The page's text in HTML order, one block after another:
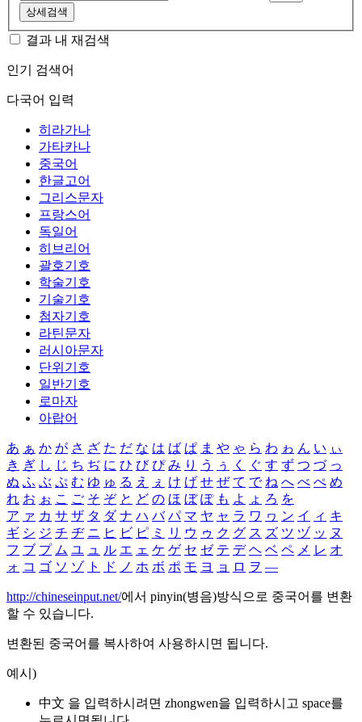
상세검색
결과 내 재검색
인기 검색어
다국어 입력
히라가나
가타카나
중국어
한글고어
그리스문자
프랑스어
독일어
히브리어
괄호기호
학술기호
기술기호
첨자기호
라틴문자
러시아문자
단위기호
일반기호
로마자
아랍어
あ ぁ か が さ ざ た だ な は ば ぱ ま や ゃ ら わ ゎ ん い ぃ
き ぎ し じ ち ぢ に ひ び ぴ み り う ぅ く ぐ す ず つ づ っ
ぬ ふ ぶ ぷ む ゆ ゅ る え ぇ け げ せ ぜ て で ね へ べ ぺ め
れ お ぉ こ ご そ ぞ と ど の ほ ぼ ぽ も よ ょ ろ を
ア ァ カ サ ザ タ ダ ナ ハ バ パ マ ヤ ャ ラ ワ ヮ ン イ ィ キ
ギ シ ジ チ ヂ ニ ヒ ビ ピ ミ リ ウ ゥ ク グ ス ズ ツ ヅ ッ ヌ
フ ブ プ ム ユ ュ ル エ ェ ケ ゲ セ ゼ テ デ ヘ ベ ペ メ レ オ
ォ コ ゴ ソ ゾ ト ド ノ ホ ボ ポ モ ヨ ョ ロ ヲ ―
http://chineseinput.net/에서 pinyin(병음)방식으로 중국어를 변환
할 수 있습니다.
변환된 중국어를 복사하여 사용하시면 됩니다.
예시)
中文 을 입력하시려면 zhongwen을 입력하시고 space를